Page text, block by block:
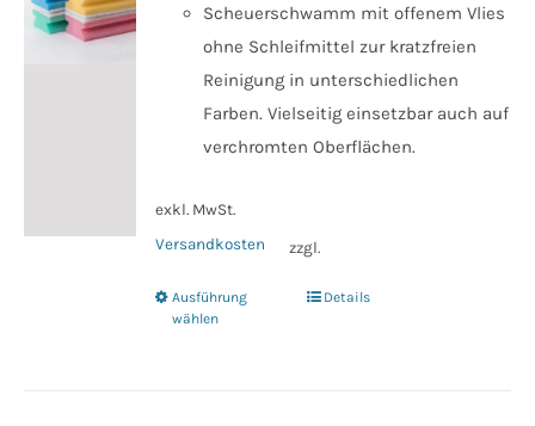
Scheuerschwamm mit offenem Vlies
ohne Schleifmittel zur kratzfreien
Reinigung in unterschiedlichen
Farben. Vielseitig einsetzbar auch auf
verchromten Oberflächen.
exkl. MwSt.
zzgl.
Versandkosten
Ausführung
wählen
Dieses
Details